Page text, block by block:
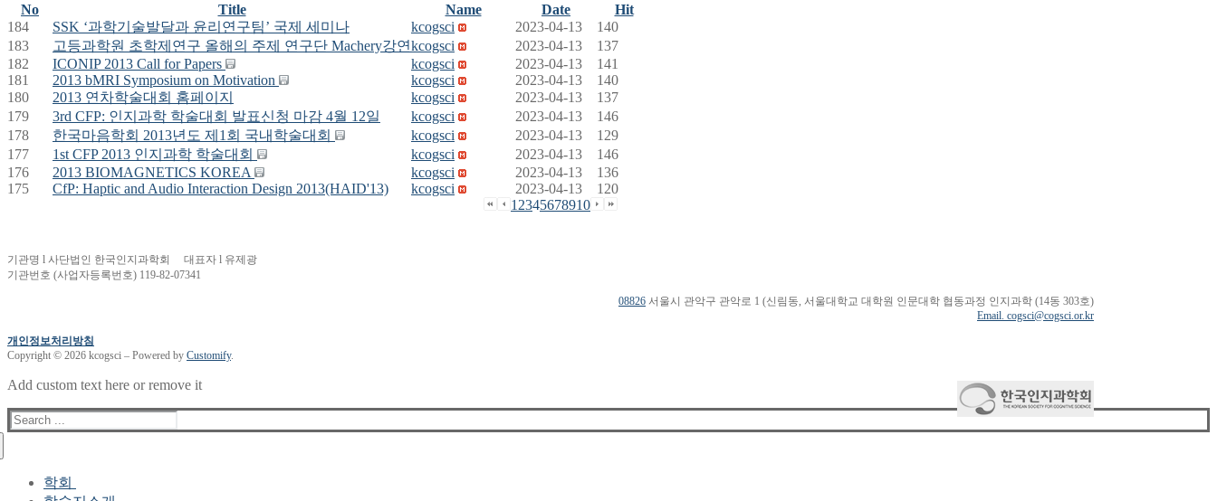
No
Title Name Date
Hit
184
SSK ‘과학기술발달과 윤리연구팀’ 국제 세미나 kcogsci 2023-04-13
140
183
고등과학원 초학제연구 올해의 주제 연구단 Machery강연kcogsci 2023-04-13
137
182
ICONIP 2013 Call for Papers kcogsci 2023-04-13
141
181
2013 bMRI Symposium on Motivation kcogsci 2023-04-13
140
180
2013 연차학술대회 홈페이지 kcogsci 2023-04-13
137
179
3rd CFP: 인지과학 학술대회 발표신청 마감 4월 12일 kcogsci 2023-04-13
146
178
한국마음학회 2013년도 제1회 국내학술대회 kcogsci 2023-04-13
129
177
1st CFP 2013 인지과학 학술대회 kcogsci 2023-04-13
146
176
2013 BIOMAGNETICS KOREA kcogsci 2023-04-13
136
175
CfP: Haptic and Audio Interaction Design 2013(HAID'13) kcogsci 2023-04-13
120
1 2345678910
기관명 l 사단법인 한국인지과학회 대표자 l 유제광
기관번호 (사업자등록번호) 119-82-07341
08826 서울시 관악구 관악로 1 (신림동, 서울대학교 대학원 인문대학 협동과정 인지과학 (14동 303호)
Email. cogsci@cogsci.or.kr
개인정보처리방침
Copyright © 2026 kcogsci – Powered by Customify.
Add custom text here or remove it
Search
for:
학회